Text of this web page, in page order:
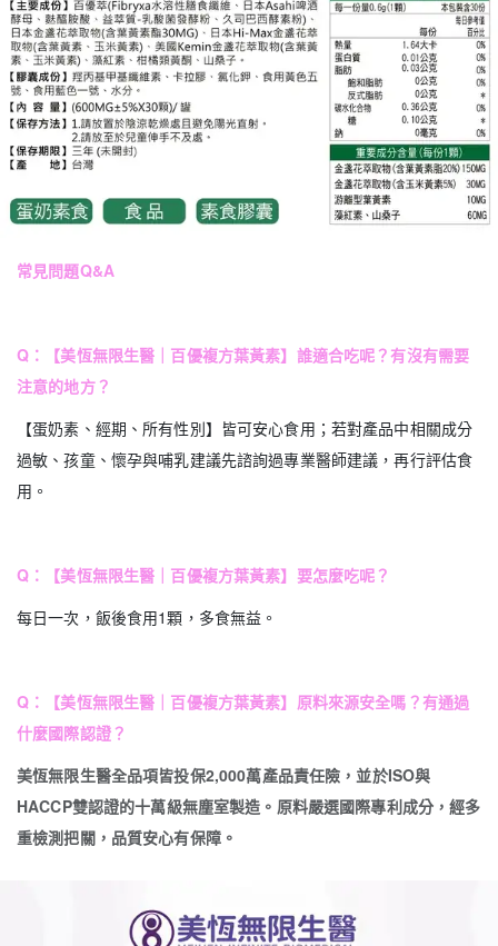
常見問題Q&A
Q：【美恆無限生醫｜百優複方葉黃素】誰適合吃呢？有沒有需要
注意的地方？
【蛋奶素、經期、所有性別】皆可安心食用；若對產品中相關成分
過敏、孩童、懷孕與哺乳建議先諮詢過專業醫師建議，再行評估食
用。
Q：【美恆無限生醫｜百優複方葉黃素】要怎麼吃呢？
每日一次，飯後食用1顆，多食無益。
Q：【美恆無限生醫｜百優複方葉黃素】原料來源安全嗎？有通過
什麼國際認證？
美恆無限生醫全品項皆投保2,000萬產品責任險，並於ISO與
HACCP雙認證的十萬級無塵室製造。原料嚴選國際專利成分，經多
重檢測把關，品質安心有保障。